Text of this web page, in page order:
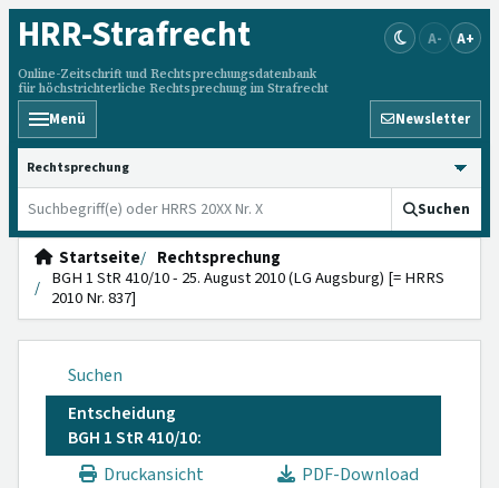
HRR-Strafrecht
Online-Zeitschrift und Rechtsprechungsdatenbank
für höchstrichterliche Rechtsprechung im Strafrecht
A- A+
Menü Newsletter
HRRS durchsuchen
Suchen
Startseite
Rechtsprechung
BGH 1 StR 410/10 - 25. August 2010 (LG Augsburg) [= HRRS
2010 Nr. 837]
Suchen
Entscheidung
BGH 1 StR 410/10:
Druckansicht
PDF-Download